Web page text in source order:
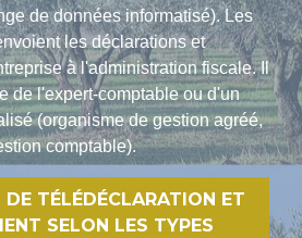
de données informatisé). Les
les déclarations et
à l'administration fiscale. Il
de l'expert-comptable ou d'un
(organisme de gestion agréé,
comptable).
TÉLÉDÉCLARATION ET
SELON LES TYPES